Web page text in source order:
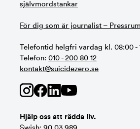
självmordstankar
För dig som är journalist – Pressrum
Telefontid helgfri vardag kl. 08:00 -
Telefon: 010 - 200 80 12
kontakt@suicidezero.se
Hjälp oss att rädda liv.